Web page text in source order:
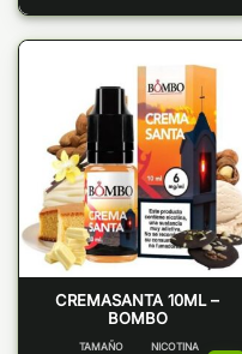
CREMASANTA 10ML –
BOMBO
TAMAÑO NICOTINA